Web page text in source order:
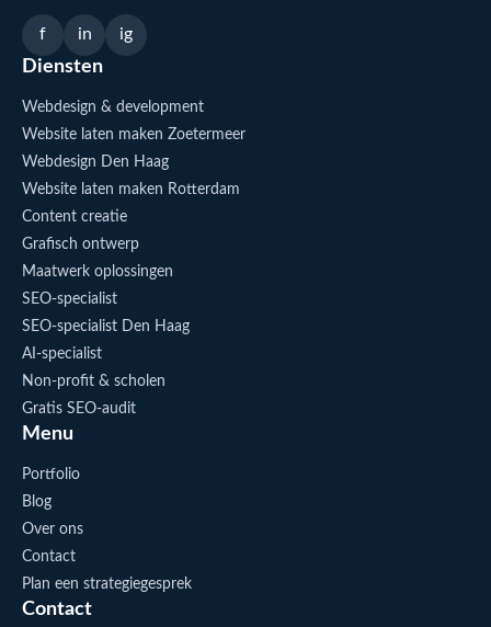
f in ig
Diensten
Webdesign & development
Website laten maken Zoetermeer
Webdesign Den Haag
Website laten maken Rotterdam
Content creatie
Grafisch ontwerp
Maatwerk oplossingen
SEO-specialist
SEO-specialist Den Haag
AI-specialist
Non-profit & scholen
Gratis SEO-audit
Menu
Portfolio
Blog
Over ons
Contact
Plan een strategiegesprek
Contact